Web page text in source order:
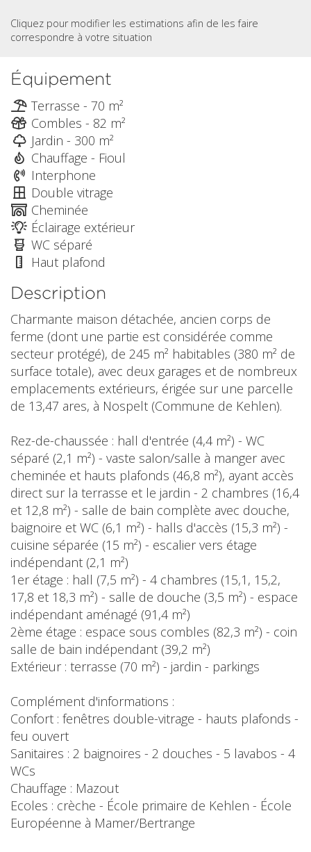
Cliquez pour modifier les estimations afin de les faire
correspondre à votre situation
Équipement
Terrasse - 70 m²
Combles - 82 m²
Jardin - 300 m²
Chauffage - Fioul
Interphone
Double vitrage
Cheminée
Éclairage extérieur
WC séparé
Haut plafond
Description
Charmante maison détachée, ancien corps de
ferme (dont une partie est considérée comme
secteur protégé), de 245 m² habitables (380 m² de
surface totale), avec deux garages et de nombreux
emplacements extérieurs, érigée sur une parcelle
de 13,47 ares, à Nospelt (Commune de Kehlen).
Rez-de-chaussée : hall d'entrée (4,4 m²) - WC
séparé (2,1 m²) - vaste salon/salle à manger avec
cheminée et hauts plafonds (46,8 m²), ayant accès
direct sur la terrasse et le jardin - 2 chambres (16,4
et 12,8 m²) - salle de bain complète avec douche,
baignoire et WC (6,1 m²) - halls d'accès (15,3 m²) -
cuisine séparée (15 m²) - escalier vers étage
indépendant (2,1 m²)
1er étage : hall (7,5 m²) - 4 chambres (15,1, 15,2,
17,8 et 18,3 m²) - salle de douche (3,5 m²) - espace
indépendant aménagé (91,4 m²)
2ème étage : espace sous combles (82,3 m²) - coin
salle de bain indépendant (39,2 m²)
Extérieur : terrasse (70 m²) - jardin - parkings
Complément d'informations :
Confort : fenêtres double-vitrage - hauts plafonds -
feu ouvert
Sanitaires : 2 baignoires - 2 douches - 5 lavabos - 4
WCs
Chauffage : Mazout
Ecoles : crèche - École primaire de Kehlen - École
Européenne à Mamer/Bertrange